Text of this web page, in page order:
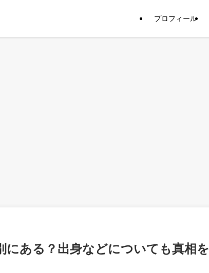
プロフィール
にある？出身などについても真相を